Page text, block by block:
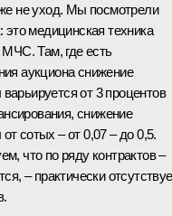
не уход. Мы посмотрели
это медицинская техника
МЧС. Там, где есть
аукциона снижение
от 3 процентов
снижение
сотых – от 0,07 – до 0,5.
что по ряду контрактов –
– практически